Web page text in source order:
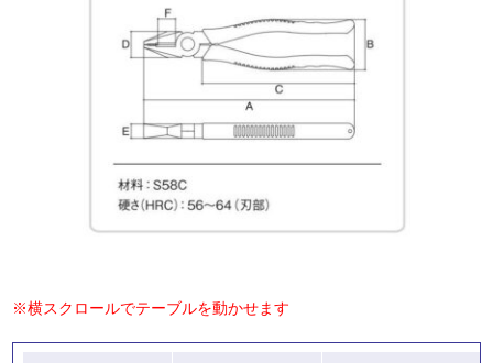
※横スクロールでテーブルを動かせます